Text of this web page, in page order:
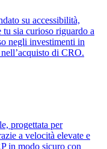
su accessibilità,
sia curioso riguardo a
negli investimenti in
di CRO.
progettata per
a velocità elevate e
in modo sicuro con